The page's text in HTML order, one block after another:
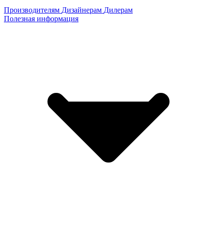
Производителям Дизайнерам Дилерам
Полезная информация